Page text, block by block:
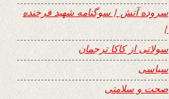
سروده آتش { سوگنامه شهید فرخنده
}
سولاتی از کاکا ترجمان
سیاسی
صحت و سلامتی